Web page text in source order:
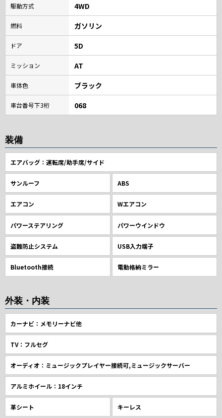
駆動方式 4WD
燃料 ガソリン
ドア 5D
ミッション AT
車体色 ブラック
車台番号下3桁 068
装備
エアバッグ：運転席/助手席/サイド
サンルーフ ABS
エアコン Wエアコン
パワーステアリング パワーウインドウ
盗難防止システム USB入力端子
Bluetooth接続 電動格納ミラー
外装・内装
カーナビ：メモリーナビ他
TV：フルセグ
オーディオ：ミュージックプレイヤー接続可,ミュージックサーバー
アルミホイール：18インチ
革シート キーレス